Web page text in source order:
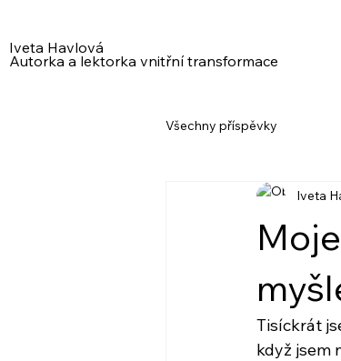
Iveta Havlová
Autorka a lektorka vnitřní transformace
Všechny příspěvky
Iveta
Tisíckrát
když jsem